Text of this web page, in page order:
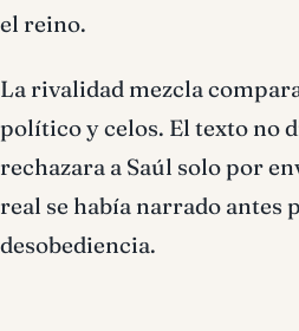
el reino.
La rivalidad mezcla
político y celos. El texto no
rechazara a Saúl solo por
real se había narrado antes
desobediencia.